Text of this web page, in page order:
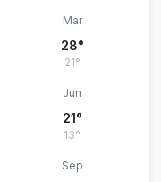
Mar
28°
21°
Jun
21°
13°
Sep